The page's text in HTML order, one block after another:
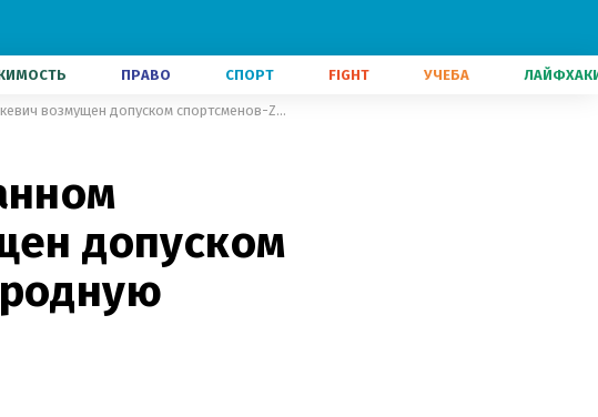
ПРАВО СПОРТ FIGHT УЧЕБА
"Тренируется в оккупированном Крыму": Гераскевич возмущен допуском спортсменов-Z на международную арену
допуском